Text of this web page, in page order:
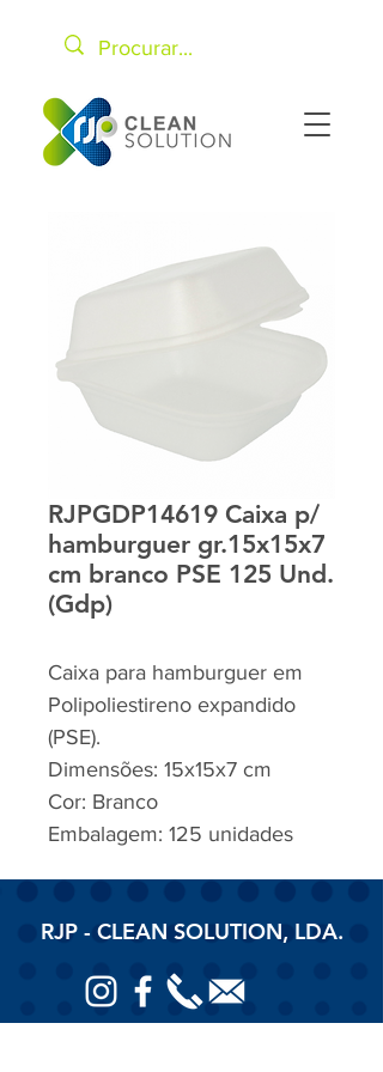
RJPGDP14619 Caixa p/
hamburguer gr.15x15x7
cm branco PSE 125 Und.
(Gdp)
Caixa para hamburguer em
Polipoliestireno expandido
(PSE).
Dimensões: 15x15x7 cm
Cor: Branco
Embalagem: 125 unidades
RJP - CLEAN SOLUTION, LDA.